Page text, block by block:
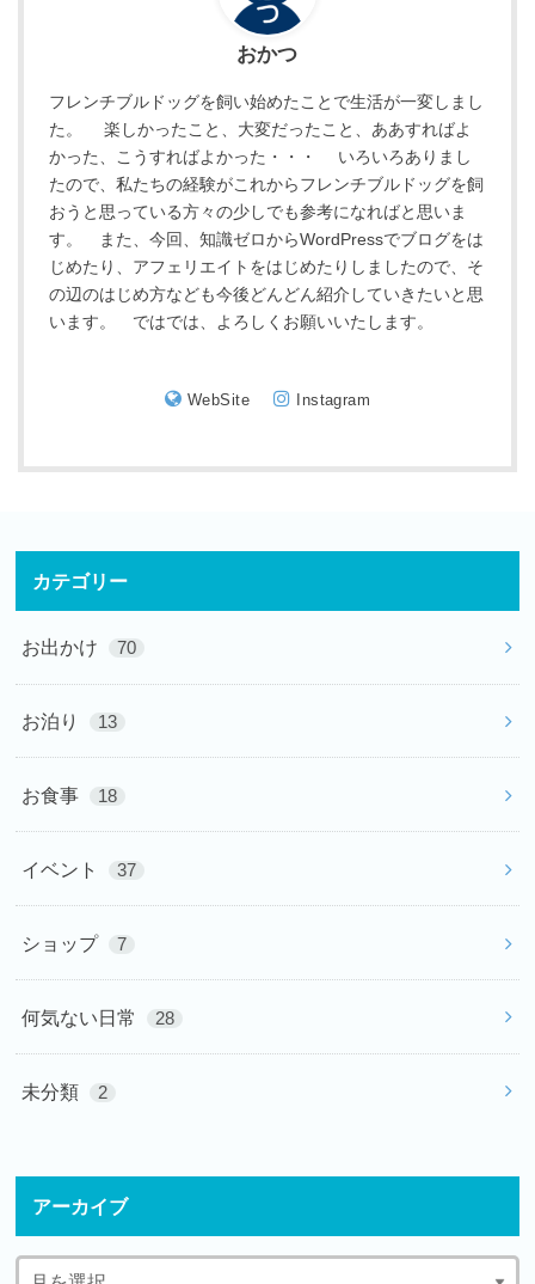
おかつ
フレンチブルドッグを飼い始めたことで生活が一変しまし
た。 楽しかったこと、大変だったこと、ああすればよ
かった、こうすればよかった・・・ いろいろありまし
たので、私たちの経験がこれからフレンチブルドッグを飼
おうと思っている方々の少しでも参考になればと思いま
す。 また、今回、知識ゼロからWordPressでブログをは
じめたり、アフェリエイトをはじめたりしましたので、そ
の辺のはじめ方なども今後どんどん紹介していきたいと思
います。 ではでは、よろしくお願いいたします。
WebSite Instagram
カテゴリー
お出かけ 70
お泊り 13
お食事 18
イベント 37
ショップ 7
何気ない日常 28
未分類 2
アーカイブ